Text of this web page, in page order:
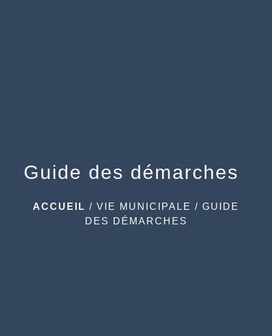
Guide des démarches
ACCUEIL / VIE MUNICIPALE / GUIDE
DES DÉMARCHES